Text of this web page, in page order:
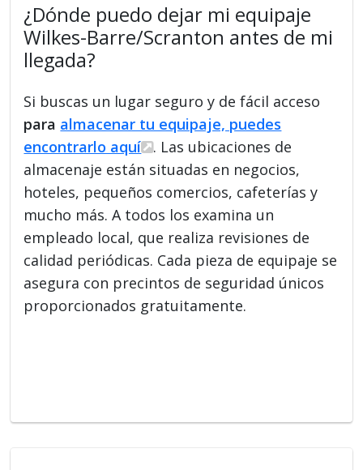
¿Dónde puedo dejar mi equipaje
Wilkes-Barre/Scranton antes de mi
llegada?
Si buscas un lugar seguro y de fácil acceso
para almacenar tu equipaje, puedes
encontrarlo aquí
. Las ubicaciones de
almacenaje están situadas en negocios,
hoteles, pequeños comercios, cafeterías y
mucho más. A todos los examina un
empleado local, que realiza revisiones de
calidad periódicas. Cada pieza de equipaje se
asegura con precintos de seguridad únicos
proporcionados gratuitamente.